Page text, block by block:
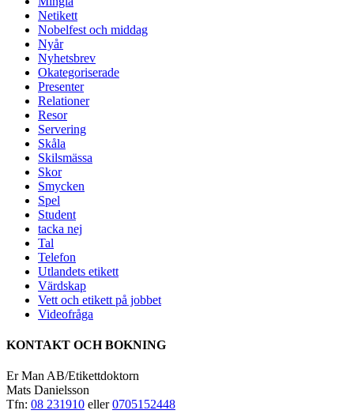
Netikett
Nobelfest och middag
Nyår
Nyhetsbrev
Okategoriserade
Presenter
Relationer
Resor
Servering
Skåla
Skilsmässa
Skor
Smycken
Spel
Student
tacka nej
Tal
Telefon
Utlandets etikett
Värdskap
Vett och etikett på jobbet
Videofråga
KONTAKT OCH BOKNING
Er Man AB/Etikettdoktorn
Mats Danielsson
Tfn: 08 231910 eller0705152448